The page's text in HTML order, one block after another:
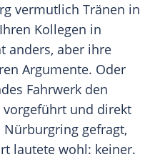
vermutlich Tränen in
Kollegen in
anders, aber ihre
Argumente. Oder
Fahrwerk den
vorgeführt und direkt
Nürburgring gefragt,
lautete wohl: keiner.